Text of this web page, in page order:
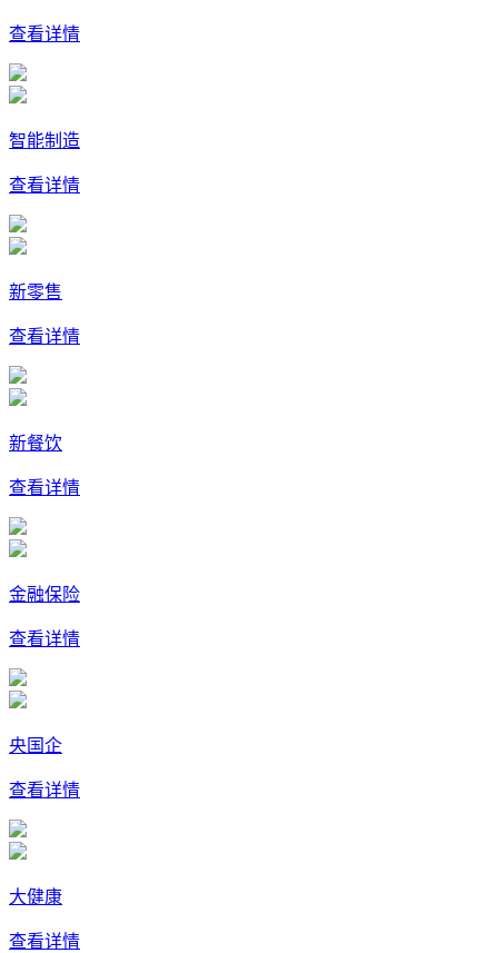
查看详情
智能制造
查看详情
新零售
查看详情
新餐饮
查看详情
金融保险
查看详情
央国企
查看详情
大健康
查看详情